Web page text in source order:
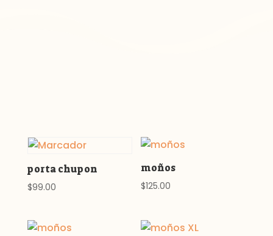
porta chupon
$99.00
moños
$125.00